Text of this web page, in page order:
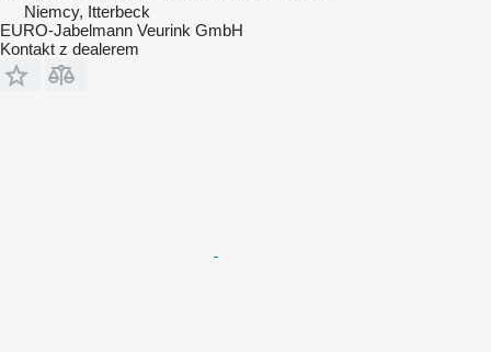
Niemcy, Itterbeck
EURO-Jabelmann Veurink GmbH
Kontakt z dealerem